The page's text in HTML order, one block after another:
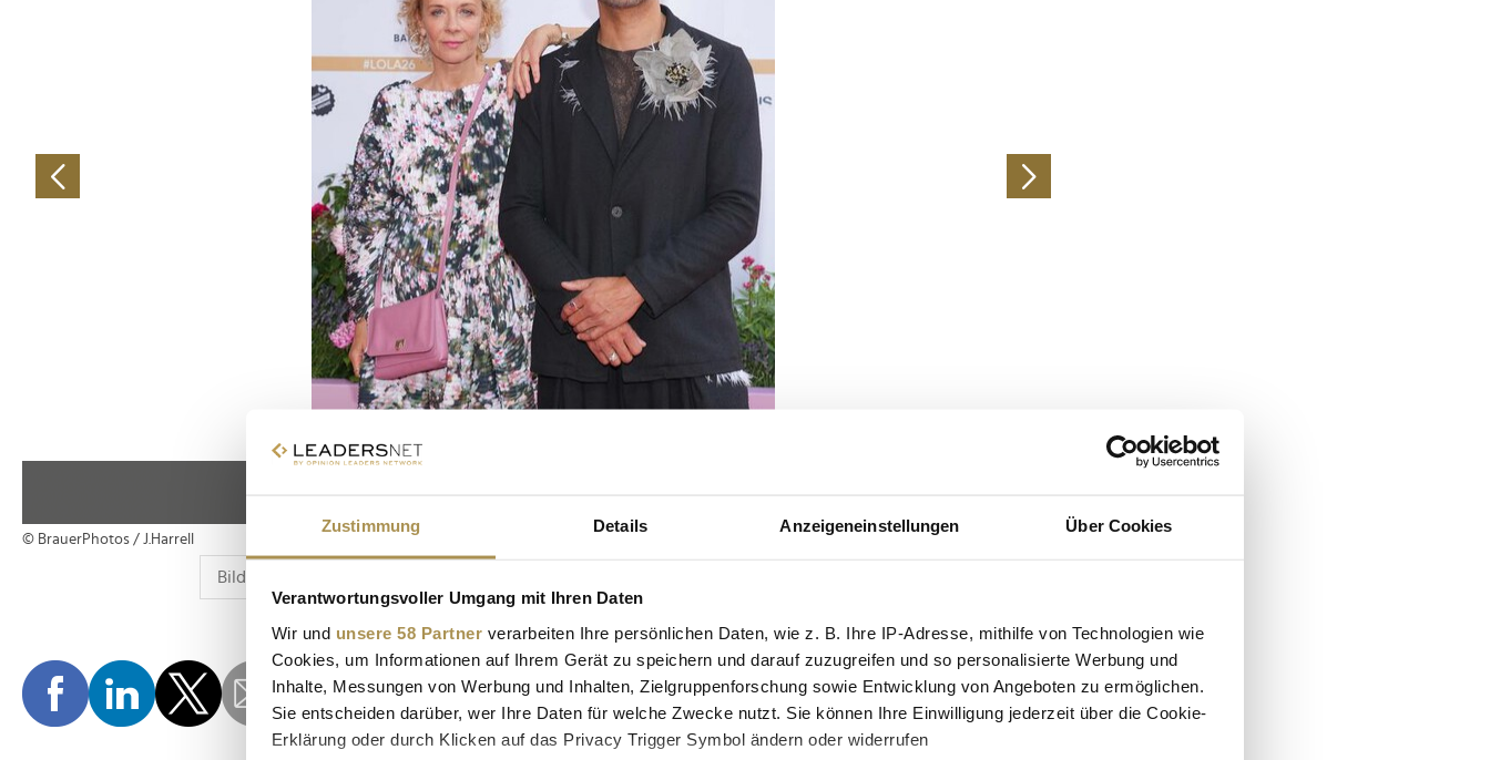
Zustimmung Details Anzeigeneinstellungen Über Cookies
Verantwortungsvoller Umgang mit Ihren Daten
Wir und unsere 58 Partner verarbeiten Ihre persönlichen Daten, wie z. B. Ihre IP-Adresse, mithilfe von Technologien wie
Cookies, um Informationen auf Ihrem Gerät zu speichern und darauf zuzugreifen und so personalisierte Werbung und
Inhalte, Messungen von Werbung und Inhalten, Zielgruppenforschung sowie Entwicklung von Angeboten zu ermöglichen.
Sie entscheiden darüber, wer Ihre Daten für welche Zwecke nutzt. Sie können Ihre Einwilligung jederzeit über die Cookie-
Erklärung oder durch Klicken auf das Privacy Trigger Symbol ändern oder widerrufen
© BrauerPhotos / J.Harrell
Advertisement